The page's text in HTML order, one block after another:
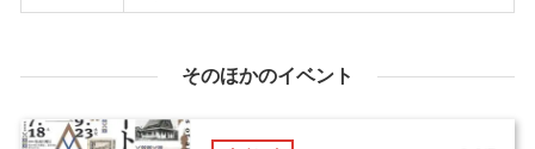
そのほかのイベント